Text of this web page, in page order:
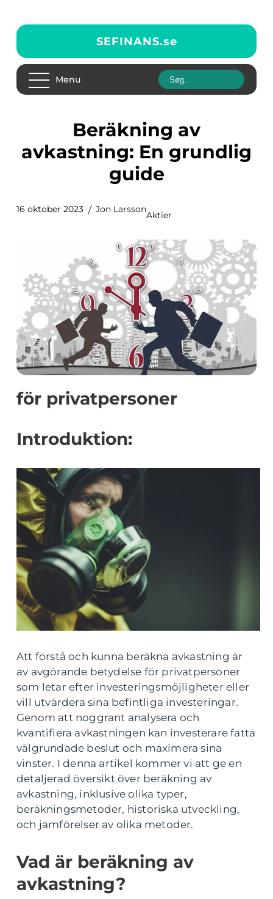
SEFINANS.se
Menu
Beräkning av
avkastning: En grundlig
guide
16 oktober 2023 Jon Larsson
Aktier
för privatpersoner
Introduktion:
Att förstå och kunna beräkna avkastning är
av avgörande betydelse för privatpersoner
som letar efter investeringsmöjligheter eller
vill utvärdera sina befintliga investeringar.
Genom att noggrant analysera och
kvantifiera avkastningen kan investerare fatta
välgrundade beslut och maximera sina
vinster. I denna artikel kommer vi att ge en
detaljerad översikt över beräkning av
avkastning, inklusive olika typer,
beräkningsmetoder, historiska utveckling,
och jämförelser av olika metoder.
Vad är beräkning av
avkastning?